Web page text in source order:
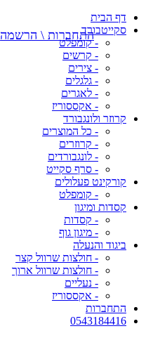
דף הבית
סקייטבורד
- קומפלט
- קרשים
- צירים
- גלגלים
- לאגרים
- אקססוריז
קרוזר ולונגבורד
- כל המוצרים
- קרוזרים
- לונגבורדים
- סרף סקייט
קורקינט פעלולים
- קומפלט
קסדות ומיגון
- קסדות
- מיגון גוף
ביגוד והנעלה
- חולצות שרוול קצר
- חולצות שרוול ארוך
- נעליים
- אקססוריז
התחברות
0543184416
התחברות \ הרשמה